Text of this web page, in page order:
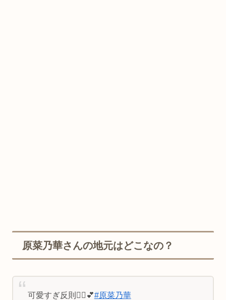
原菜乃華さんの地元はどこなの？
可愛すぎ反則🤦‍♀️💕#原菜乃華